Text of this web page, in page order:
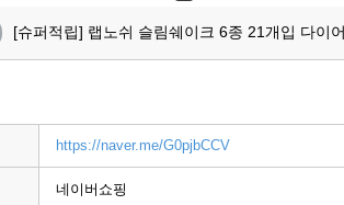
[슈퍼적립] 랩노쉬 슬림쉐이크 6종 21개입 다이
https://naver.me/G0pjbCCV
네이버쇼핑